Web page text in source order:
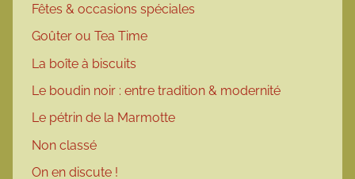
Fêtes & occasions spéciales
Goûter ou Tea Time
La boîte à biscuits
Le boudin noir : entre tradition & modernité
Le pétrin de la Marmotte
Non classé
On en discute !